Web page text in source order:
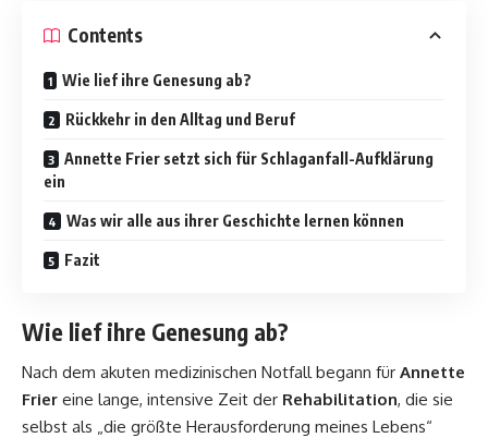
Contents
Wie lief ihre Genesung ab?
Rückkehr in den Alltag und Beruf
Annette Frier setzt sich für Schlaganfall-Aufklärung
ein
Was wir alle aus ihrer Geschichte lernen können
Fazit
Wie lief ihre Genesung ab?
Nach dem akuten medizinischen Notfall begann für Annette
Frier eine lange, intensive Zeit der Rehabilitation, die sie
selbst als „die größte Herausforderung meines Lebens“